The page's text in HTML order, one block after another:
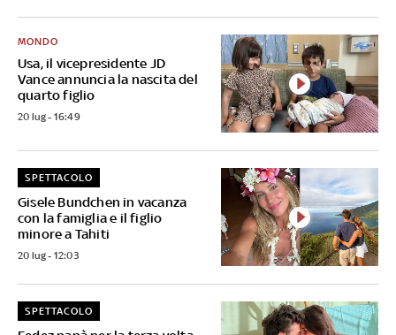
Usa, il vicepresidente JD
Vance annuncia la nascita del
quarto figlio
MONDO
20 lug - 16:49
Gisele Bundchen in vacanza
con la famiglia e il figlio
minore a Tahiti
SPETTACOLO
20 lug - 12:03
SPETTACOLO